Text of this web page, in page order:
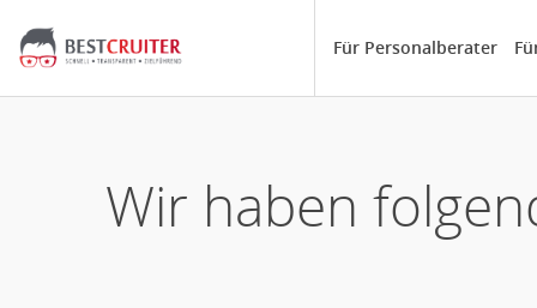
Für Personalberater
Wir haben